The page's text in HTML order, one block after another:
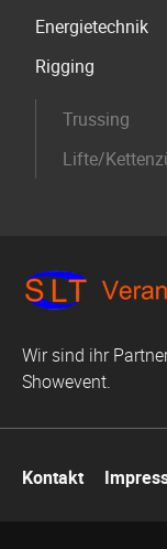
Energietechnik
Rigging
Trussing
Lifte/
Wir sind ihr
Showevent.
überspringen
Kontakt